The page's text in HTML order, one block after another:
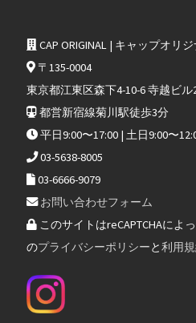
CAP ORIGINAL | キャップオリ
〒135-0004
東京都江東区森下4-10-6 寺越ビル
都営新宿線菊川駅徒歩3分
平日9:00〜17:00 | 土日9:00〜
03-5638-8005
03-6666-9079
お問い合わせフォーム
このサイトはreCAPTCHAによ
のプライバシーポリシーと利用